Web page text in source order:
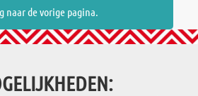
naar de vorige pagina.